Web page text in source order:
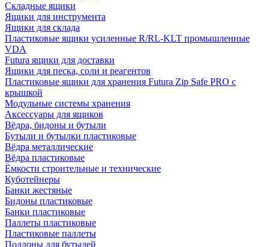
Складные ящики
Ящики для инструмента
Ящики для склада
Пластиковые ящики усиленные R/RL-KLT промышленные
VDA
Futura ящики для доставки
Ящики для песка, соли и реагентов
Пластиковые ящики для хранения Futura Zip Safe PRO с
крышкой
Модульные системы хранения
Аксессуары для ящиков
Вёдра, бидоны и бутыли
Бутыли и бутылки пластиковые
Вёдра металлические
Вёдра пластиковые
Ёмкости строительные и технические
Куботейнеры
Банки жестяные
Бидоны пластиковые
Банки пластиковые
Паллеты пластиковые
Пластиковые паллеты
Поддоны для бутылей